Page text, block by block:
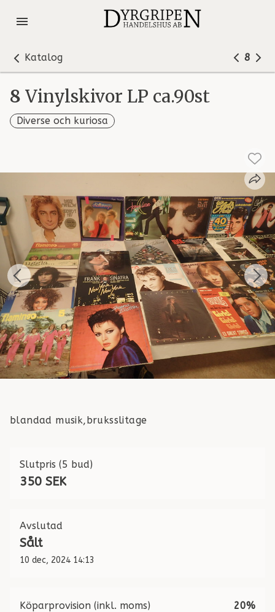
Katalog 8
8 Vinylskivor LP ca.90st
Diverse och kuriosa
blandad musik,bruksslitage
Slutpris (5 bud)
350 SEK
Avslutad
Sålt
10 dec, 2024 14:13
Köparprovision (inkl. moms)
20%